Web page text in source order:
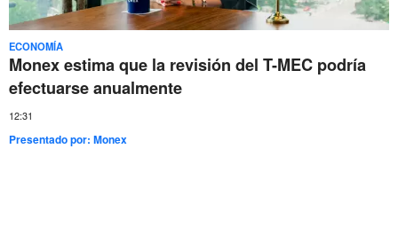
ECONOMÍA
Monex estima que la revisión del T-MEC podría
efectuarse anualmente
12:31
Presentado por:Monex